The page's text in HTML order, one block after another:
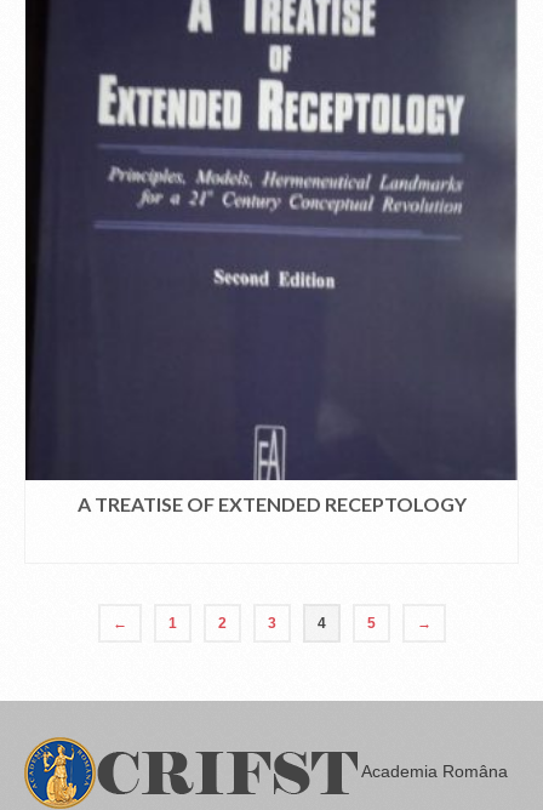
A TREATISE OF EXTENDED RECEPTOLOGY
← 1 2 3 4 5 →
Academia Româna